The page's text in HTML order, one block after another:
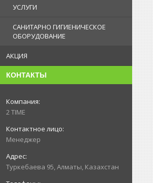
УСЛУГИ
САНИТАРНО ГИГИЕНИЧЕСКОЕ
ОБОРУДОВАНИЕ
АКЦИЯ
КОНТАКТЫ
2 TIME
Менеджер
Туркебаева 95, Алматы, Казахстан